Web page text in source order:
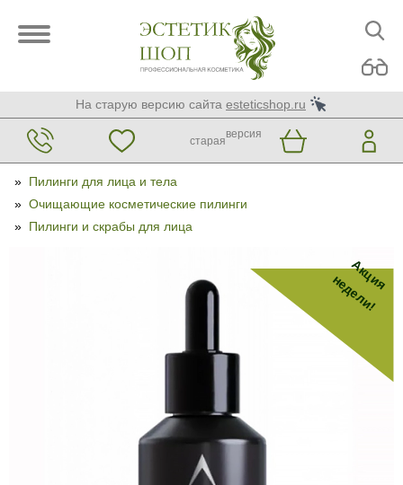
На старую версию сайта esteticshop.ru
старая
версия
» Пилинги для лица и тела
» Очищающие косметические пилинги
» Пилинги и скрабы для лица
Акция
недели!